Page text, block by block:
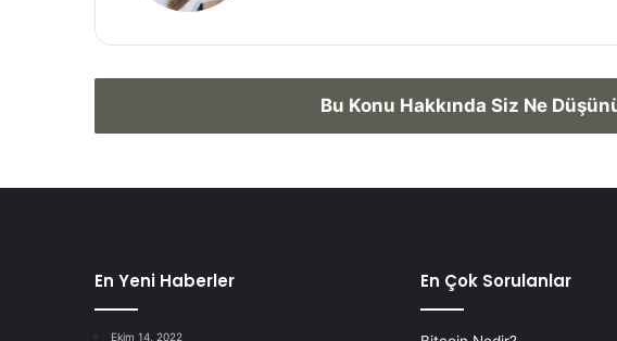
Bu Konu Hakkında Siz Ne
En Yeni Haberler
Ekim 14, 2022
En Çok Sorulanlar